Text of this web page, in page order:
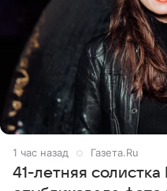
1 час назад Газета.Ru
41-летняя